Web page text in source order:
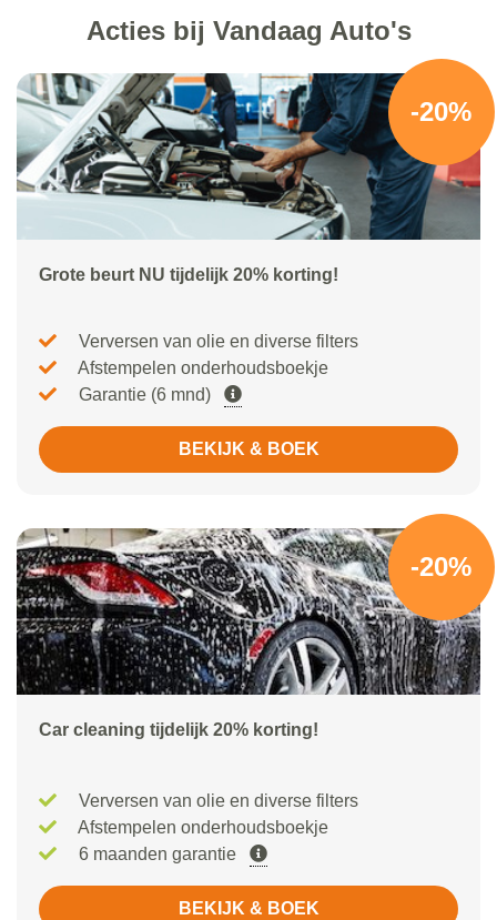
Acties bij Vandaag Auto's
-20%
Grote beurt NU tijdelijk 20% korting!
Verversen van olie en diverse filters
Afstempelen onderhoudsboekje
Garantie (6 mnd)
BEKIJK & BOEK
-20%
Car cleaning tijdelijk 20% korting!
Verversen van olie en diverse filters
Afstempelen onderhoudsboekje
6 maanden garantie
BEKIJK & BOEK